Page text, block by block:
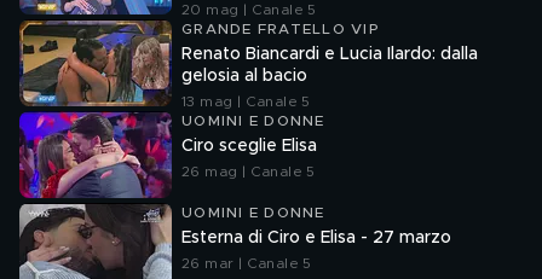
20 mag | Canale 5
GRANDE FRATELLO VIP
Renato Biancardi e Lucia Ilardo: dalla
gelosia al bacio
13 mag | Canale 5
UOMINI E DONNE
Ciro sceglie Elisa
26 mag | Canale 5
UOMINI E DONNE
Esterna di Ciro e Elisa - 27 marzo
26 mar | Canale 5